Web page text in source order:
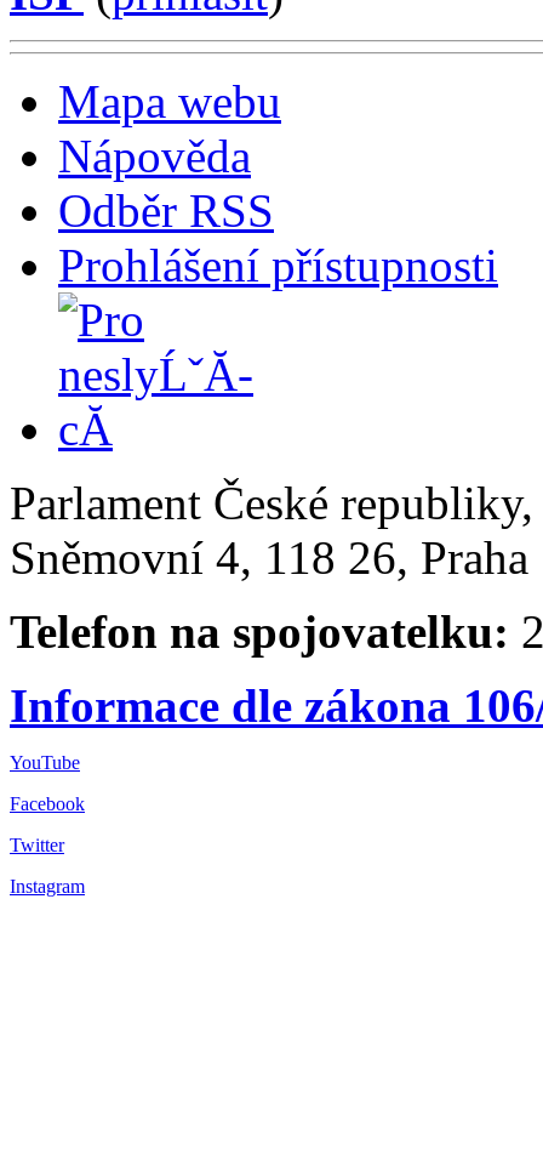
Mapa webu
Nápověda
Odběr RSS
Prohlášení přístupnosti
Parlament České
Sněmovní 4, 118 26,
Telefon na spojovatelku:
Informace dle zákona
YouTube
Facebook
Twitter
Instagram